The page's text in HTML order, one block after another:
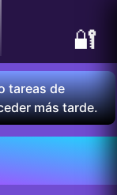
🔐
tareas de
más tarde.